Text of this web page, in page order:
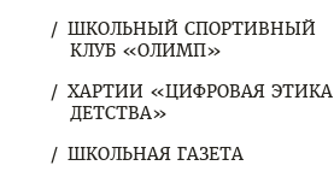
ШКОЛЬНЫЙ СПОРТИВНЫЙ
КЛУБ «ОЛИМП»
ХАРТИИ «ЦИФРОВАЯ ЭТИКА
ДЕТСТВА»
ШКОЛЬНАЯ ГАЗЕТА